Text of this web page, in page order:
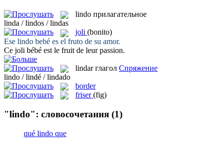
lindo прилагательное
linda / lindos / lindas
joli (bonito)
Ese lindo bebé es el fruto de su amor.
Ce joli bébé est le fruit de leur passion.
lindar глагол Спряжение
lindo / lindé / lindado
border
friser (fig)
"lindo": словосочетания (1)
qué lindo que